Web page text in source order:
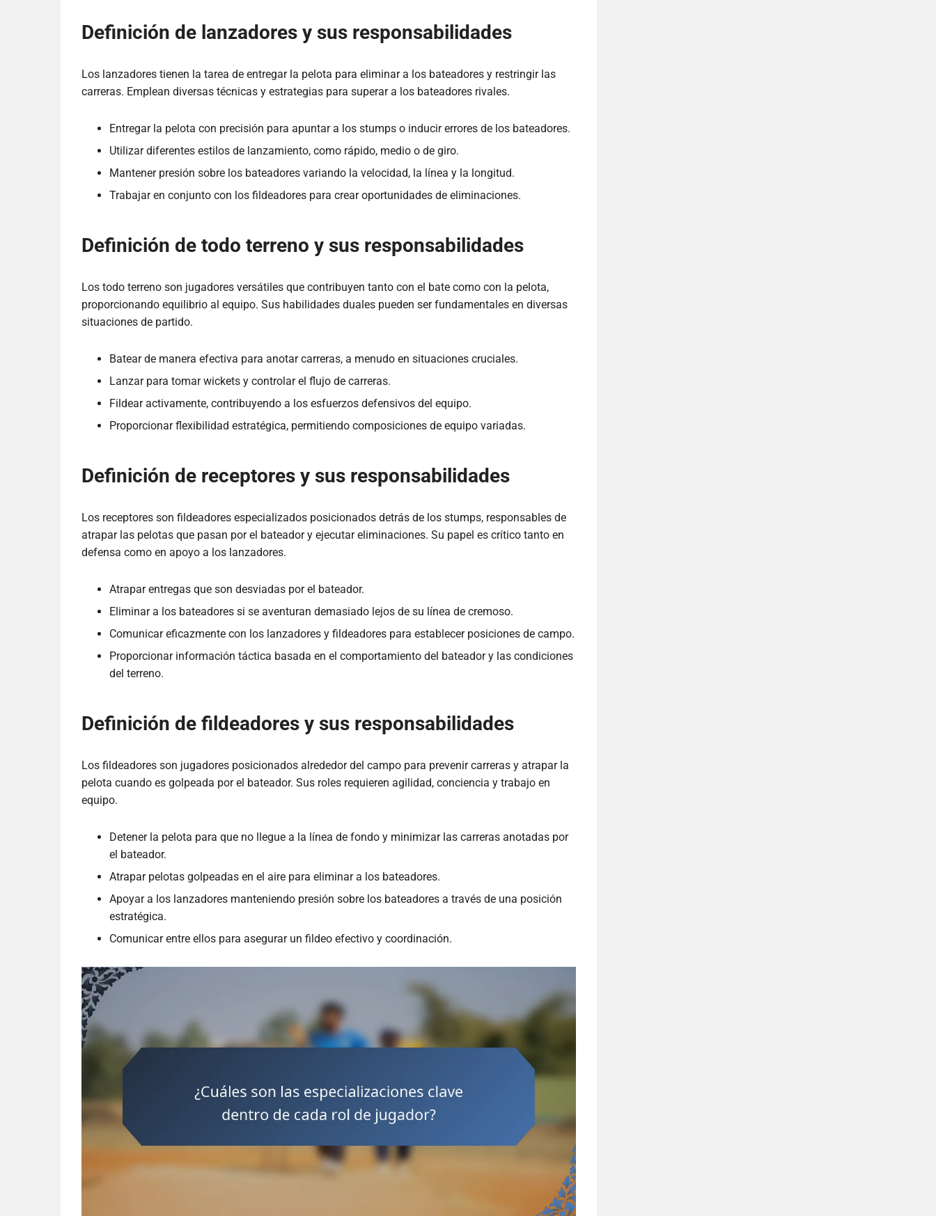
Definición de lanzadores y sus responsabilidades
Los lanzadores tienen la tarea de entregar la pelota para eliminar a los bateadores y restringir las
carreras. Emplean diversas técnicas y estrategias para superar a los bateadores rivales.
Entregar la pelota con precisión para apuntar a los stumps o inducir errores de los bateadores.
Utilizar diferentes estilos de lanzamiento, como rápido, medio o de giro.
Mantener presión sobre los bateadores variando la velocidad, la línea y la longitud.
Trabajar en conjunto con los fildeadores para crear oportunidades de eliminaciones.
Definición de todo terreno y sus responsabilidades
Los todo terreno son jugadores versátiles que contribuyen tanto con el bate como con la pelota,
proporcionando equilibrio al equipo. Sus habilidades duales pueden ser fundamentales en diversas
situaciones de partido.
Batear de manera efectiva para anotar carreras, a menudo en situaciones cruciales.
Lanzar para tomar wickets y controlar el flujo de carreras.
Fildear activamente, contribuyendo a los esfuerzos defensivos del equipo.
Proporcionar flexibilidad estratégica, permitiendo composiciones de equipo variadas.
Definición de receptores y sus responsabilidades
Los receptores son fildeadores especializados posicionados detrás de los stumps, responsables de
atrapar las pelotas que pasan por el bateador y ejecutar eliminaciones. Su papel es crítico tanto en
defensa como en apoyo a los lanzadores.
Atrapar entregas que son desviadas por el bateador.
Eliminar a los bateadores si se aventuran demasiado lejos de su línea de cremoso.
Comunicar eficazmente con los lanzadores y fildeadores para establecer posiciones de campo.
Proporcionar información táctica basada en el comportamiento del bateador y las condiciones
del terreno.
Definición de fildeadores y sus responsabilidades
Los fildeadores son jugadores posicionados alrededor del campo para prevenir carreras y atrapar la
pelota cuando es golpeada por el bateador. Sus roles requieren agilidad, conciencia y trabajo en
equipo.
Detener la pelota para que no llegue a la línea de fondo y minimizar las carreras anotadas por
el bateador.
Atrapar pelotas golpeadas en el aire para eliminar a los bateadores.
Apoyar a los lanzadores manteniendo presión sobre los bateadores a través de una posición
estratégica.
Comunicar entre ellos para asegurar un fildeo efectivo y coordinación.